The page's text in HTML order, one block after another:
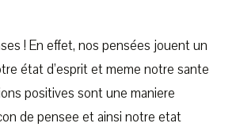
! En effet, nos pensées jouent un
état d’esprit et meme notre sante
positives sont une maniere
de pensee et ainsi notre etat